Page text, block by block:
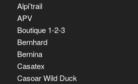
Alpi’trail
APV
Boutique 1-2-3
Bernhard
Bernina
Casatex
Casoar Wild Duck